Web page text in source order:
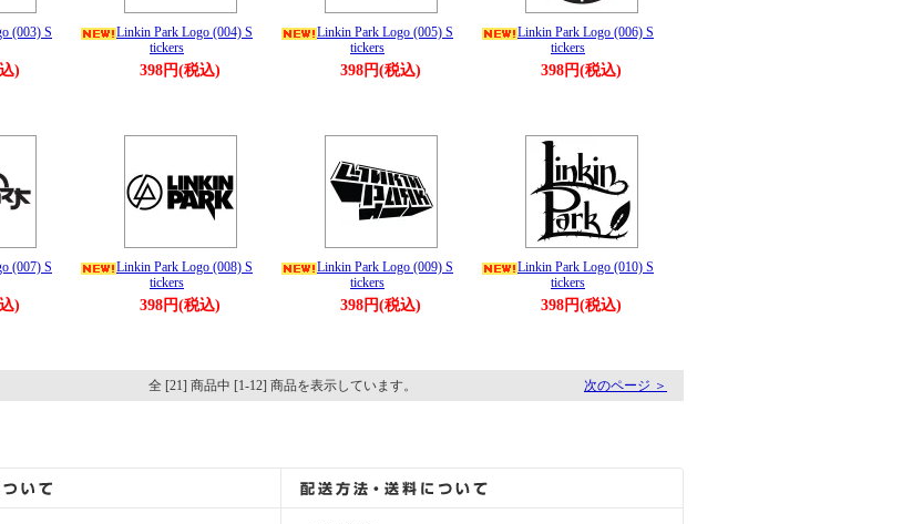
(003) S
)
Linkin Park Logo (004) S
tickers
398円(税込)
Linkin Park Logo (005) S
tickers
398円(税込)
Linkin Park Logo (006) S
tickers
398円(税込)
(007) S
)
Linkin Park Logo (008) S
tickers
398円(税込)
Linkin Park Logo (009) S
tickers
398円(税込)
Linkin Park Logo (010) S
tickers
398円(税込)
全 [21] 商品中 [1-12] 商品を表示しています。 次のページ ＞